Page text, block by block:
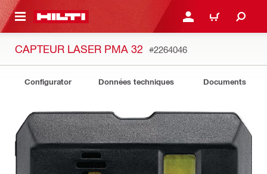
SE CONNECTER OU
PANIER
CAPTEUR LASER PMA 32 #2264046
Configurator Données techniques Documents